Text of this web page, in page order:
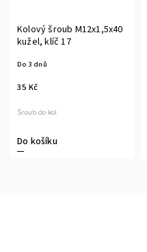
Kolový šroub M12x1,5x40
kužel, klíč 17
Do 3 dnů
35 Kč
Do košíku
Šroub do kol